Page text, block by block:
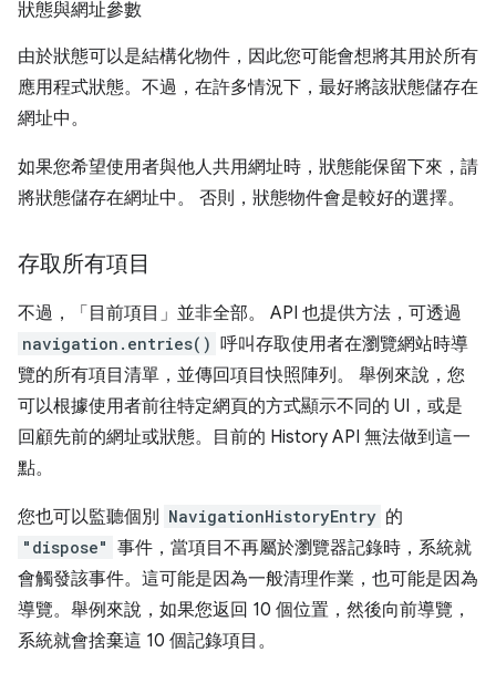
狀態與網址參數
由於狀態可以是結構化物件，因此您可能會想將其用於所有
應用程式狀態。不過，在許多情況下，最好將該狀態儲存在
網址中。
如果您希望使用者與他人共用網址時，狀態能保留下來，請
將狀態儲存在網址中。 否則，狀態物件會是較好的選擇。
存取所有項目
不過，「目前項目」並非全部。 API 也提供方法，可透過
navigation.entries() 呼叫存取使用者在瀏覽網站時導
覽的所有項目清單，並傳回項目快照陣列。 舉例來說，您
可以根據使用者前往特定網頁的方式顯示不同的 UI，或是
回顧先前的網址或狀態。目前的 History API 無法做到這一
點。
您也可以監聽個別 NavigationHistoryEntry 的
"dispose" 事件，當項目不再屬於瀏覽器記錄時，系統就
會觸發該事件。這可能是因為一般清理作業，也可能是因為
導覽。舉例來說，如果您返回 10 個位置，然後向前導覽，
系統就會捨棄這 10 個記錄項目。